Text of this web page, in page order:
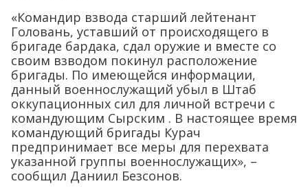
«Командир взвода старший лейтенант
Головань, уставший от происходящего в
бригаде бардака, сдал оружие и вместе со
своим взводом покинул расположение
бригады. По имеющейся информации,
данный военнослужащий убыл в Штаб
оккупационных сил для личной встречи с
командующим Сырским . В настоящее время
командующий бригады Курач
предпринимает все меры для перехвата
указанной группы военнослужащих», –
сообщил Даниил Безсонов.